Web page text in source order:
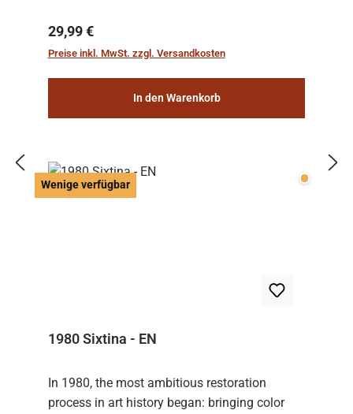
Regulärer Preis:
29,99 €
Preise inkl. MwSt. zzgl. Versandkosten
In den Warenkorb
Wenige verfügbar Wenige
1980 Sixtina - EN
In 1980, the most ambitious restoration
process in art history began: bringing color